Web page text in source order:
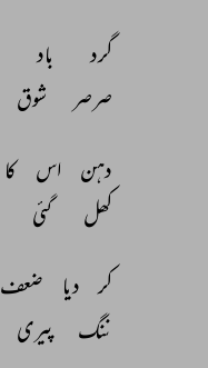
گرد باد
صرصر
شوق
دہن اس کا
کھل
گئی
کر دیا ضعف
ننگ
پیری